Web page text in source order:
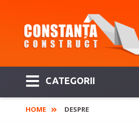
CATEGORII
HOME DESPRE